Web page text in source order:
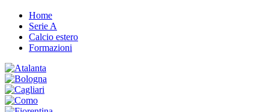
Home
Serie A
Calcio estero
Formazioni